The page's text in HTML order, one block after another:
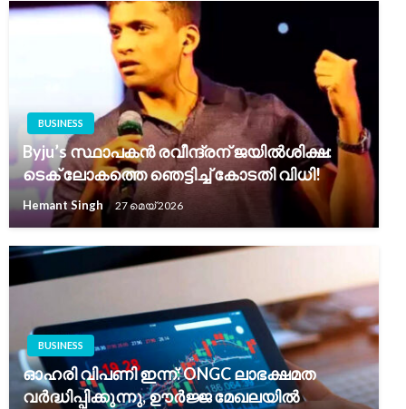
BUSINESS
Byju’s സ്ഥാപകൻ രവീന്ദ്രന് ജയിൽശിക്ഷ:
ടെക് ലോകത്തെ ഞെട്ടിച്ച് കോടതി വിധി!
Hemant Singh 27 മെയ്‌ 2026
BUSINESS
ഓഹരി വിപണി ഇന്ന്: ONGC ലാഭക്ഷമത
വർദ്ധിപ്പിക്കുന്നു, ഊർജ്ജ മേഖലയിൽ